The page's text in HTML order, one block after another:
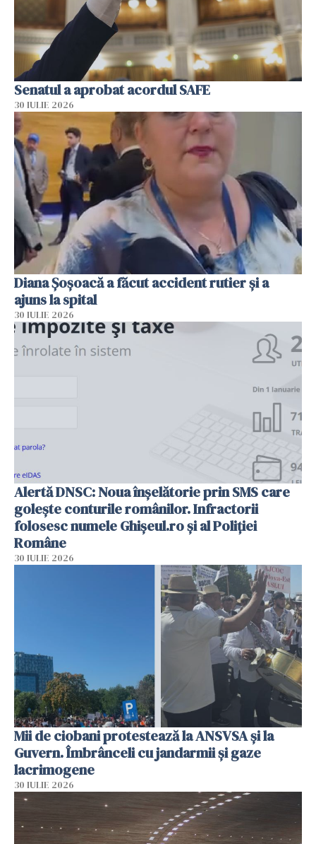
Senatul a aprobat acordul SAFE
30 IULIE 2026
Diana Șoșoacă a făcut accident rutier și a
ajuns la spital
30 IULIE 2026
Alertă DNSC: Noua înșelătorie prin SMS care
golește conturile românilor. Infractorii
folosesc numele Ghișeul.ro și al Poliției
Române
30 IULIE 2026
Mii de ciobani protestează la ANSVSA și la
Guvern. Îmbrânceli cu jandarmii și gaze
lacrimogene
30 IULIE 2026